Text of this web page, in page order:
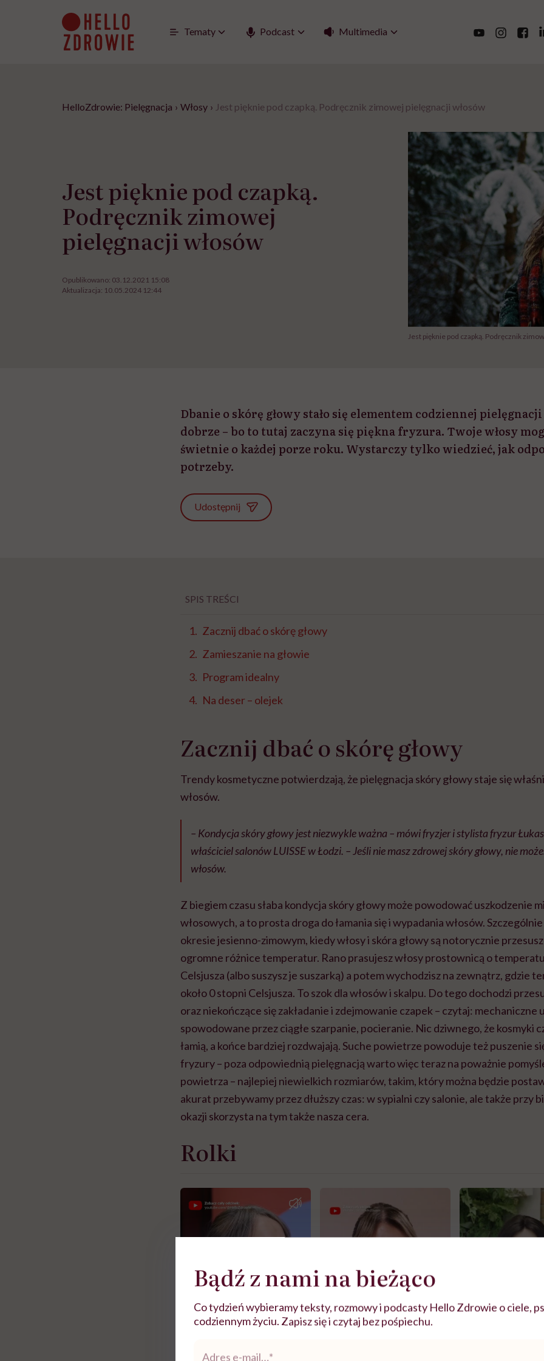
Tematy Podcast Multimedia
HelloZdrowie: Pielęgnacja › Włosy › Jest pięknie pod czapką. Podręcznik zimowej pielęgnacji włosów
Jest pięknie pod czapką.
Podręcznik zimowej
pielęgnacji włosów
Opublikowano: 03.12.2021 15:08
Aktualizacja: 10.05.2024 12:44
Jest pięknie pod czapką. Podręcznik
Dbanie o skórę głowy stało się elementem codziennej pielęgnacji
dobrze – bo to tutaj zaczyna się piękna fryzura. Twoje włosy
świetnie o każdej porze roku. Wystarczy tylko wiedzieć, jak
potrzeby.
Udostępnij
SPIS TREŚCI
Zacznij dbać o skórę głowy
Zamieszanie na głowie
Program idealny
Na deser – olejek
Zacznij dbać o skórę głowy
Trendy kosmetyczne potwierdzają, że pielęgnacja skóry głowy staje się
włosów.
– Kondycja skóry głowy jest niezwykle ważna – mówi fryzjer i stylista fryzur
właściciel salonów LUISSE w Łodzi. – Jeśli nie masz zdrowej skóry głowy, nie
włosów.
Z biegiem czasu słaba kondycja skóry głowy może powodować uszkodzenie
włosowych, a to prosta droga do łamania się i wypadania włosów.
okresie jesienno-zimowym, kiedy włosy i skóra głowy są notorycznie
ogromne różnice temperatur. Rano prasujesz włosy prostownicą o
Celsjusza (albo suszysz je suszarką) a potem wychodzisz na zewnątrz, gdzie
około 0 stopni Celsjusza. To szok dla włosów i skalpu. Do tego dochodzi
oraz niekończące się zakładanie i zdejmowanie czapek – czytaj: mechaniczne
spowodowane przez ciągłe szarpanie, pocieranie. Nic dziwnego, że kosmyki
łamią, a końce bardziej rozdwajają. Suche powietrze powoduje też puszenie
fryzury – poza odpowiednią pielęgnacją warto więc teraz na poważnie
powietrza – najlepiej niewielkich rozmiarów, takim, który można będzie
akurat przebywamy przez dłuższy czas: w sypialni czy salonie, ale także przy
okazji skorzysta na tym także nasza cera.
Rolki
Bądź z nami na bieżąco
Co tydzień wybieramy teksty, rozmowy i podcasty Hello Zdrowie o ciele,
codziennym życiu. Zapisz się i czytaj bez pośpiechu.